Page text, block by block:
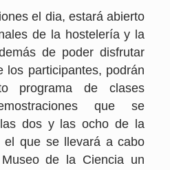
el dia, estará abierto
de la hostelería y la
de poder disfrutar
los participantes, podrán
programa de clases
que se
dos y las ocho de la
el que se llevará a cabo
de la Ciencia un